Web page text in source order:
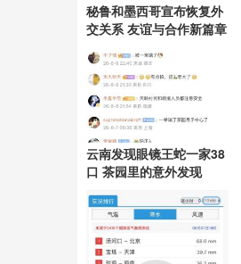
秘鲁和墨西哥宣布恢复外
交关系 友谊与合作新篇章
云南发现眼镜王蛇一家38
口 茶园里的意外发现